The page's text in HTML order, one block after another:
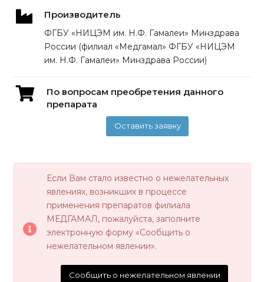
Производитель
ФГБУ «НИЦЭМ им. Н.Ф. Гамалеи» Минздрава
России (филиал «Медгамал» ФГБУ «НИЦЭМ
им. Н.Ф. Гамалеи» Минздрава России)
По вопросам преобретения данного
препарата
Оставить заявку
Если Вам стало известно о нежелательных
явлениях, возникших в процессе
применения препаратов филиала
МЕДГАМАЛ, пожалуйста, заполните
электронную форму «Сообщить о
нежелательном явлении».
Сообщить о нежелательном явлении